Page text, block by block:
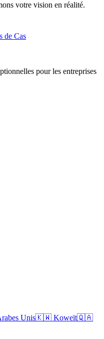
votre vision en réalité.
de Cas
pour les entreprises
Unis🇰🇼 Koweït🇶🇦